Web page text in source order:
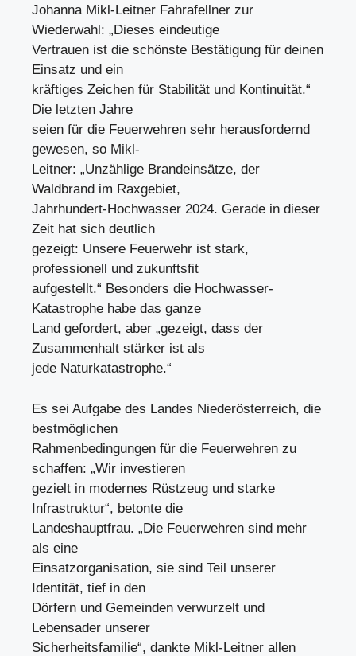
Johanna Mikl-Leitner Fahrafellner zur
Wiederwahl: „Dieses eindeutige
Vertrauen ist die schönste Bestätigung für deinen
Einsatz und ein
kräftiges Zeichen für Stabilität und Kontinuität.“
Die letzten Jahre
seien für die Feuerwehren sehr herausfordernd
gewesen, so Mikl-
Leitner: „Unzählige Brandeinsätze, der
Waldbrand im Raxgebiet,
Jahrhundert-Hochwasser 2024. Gerade in dieser
Zeit hat sich deutlich
gezeigt: Unsere Feuerwehr ist stark,
professionell und zukunftsfit
aufgestellt.“ Besonders die Hochwasser-
Katastrophe habe das ganze
Land gefordert, aber „gezeigt, dass der
Zusammenhalt stärker ist als
jede Naturkatastrophe.“
Es sei Aufgabe des Landes Niederösterreich, die
bestmöglichen
Rahmenbedingungen für die Feuerwehren zu
schaffen: „Wir investieren
gezielt in modernes Rüstzeug und starke
Infrastruktur“, betonte die
Landeshauptfrau. „Die Feuerwehren sind mehr
als eine
Einsatzorganisation, sie sind Teil unserer
Identität, tief in den
Dörfern und Gemeinden verwurzelt und
Lebensader unserer
Sicherheitsfamilie“, dankte Mikl-Leitner allen